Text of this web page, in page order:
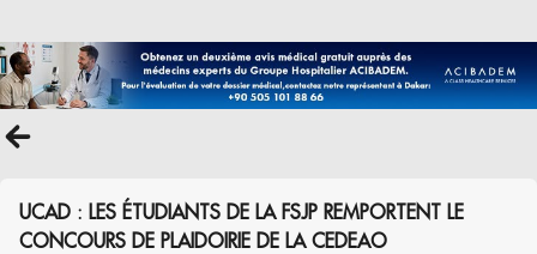
UCAD : LES ÉTUDIANTS DE LA FSJP REMPORTENT LE
CONCOURS DE PLAIDOIRIE DE LA CEDEAO